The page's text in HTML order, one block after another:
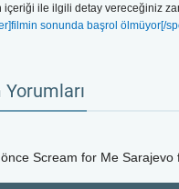
içeriği ile ilgili detay vereceğiniz
sonunda başrol ölmüyor[/
Yorumları
Scream for Me Sarajevo